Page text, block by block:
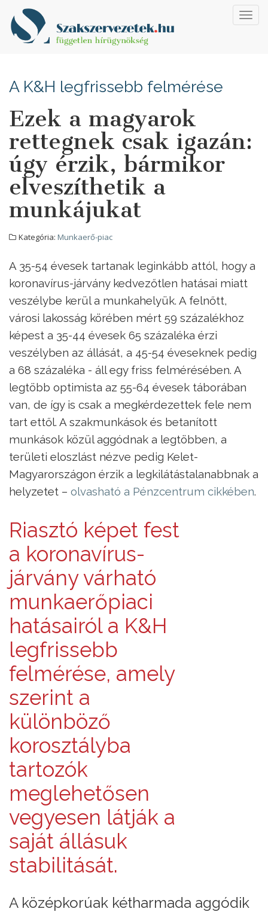
A K&H legfrissebb felmérése
Ezek a magyarok
rettegnek csak igazán:
úgy érzik, bármikor
elveszíthetik a
munkájukat
Kategória: Munkaerő-piac
A 35-54 évesek tartanak leginkább attól, hogy a
koronavírus-járvány kedvezőtlen hatásai miatt
veszélybe kerül a munkahelyük. A felnőtt,
városi lakosság körében mért 59 százalékhoz
képest a 35-44 évesek 65 százaléka érzi
veszélyben az állását, a 45-54 éveseknek pedig
a 68 százaléka - áll egy friss felmérésében. A
legtöbb optimista az 55-64 évesek táborában
van, de így is csak a megkérdezettek fele nem
tart ettől. A szakmunkások és betanított
munkások közül aggódnak a legtöbben, a
területi eloszlást nézve pedig Kelet-
Magyarországon érzik a legkilátástalanabbnak a
helyzetet – olvasható a Pénzcentrum cikkében.
Riasztó képet fest
a koronavírus-
járvány várható
munkaerőpiaci
hatásairól a K&H
legfrissebb
felmérése, amely
szerint a
különböző
korosztályba
tartozók
meglehetősen
vegyesen látják a
saját állásuk
stabilitását.
A középkorúak kétharmada aggódik